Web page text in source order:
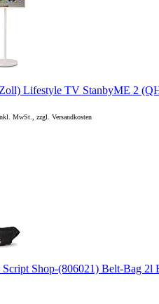
Lifestyle TV StanbyME 2
MwSt., zzgl. Versandkosten
Shop-(806021) Belt-Bag 2l